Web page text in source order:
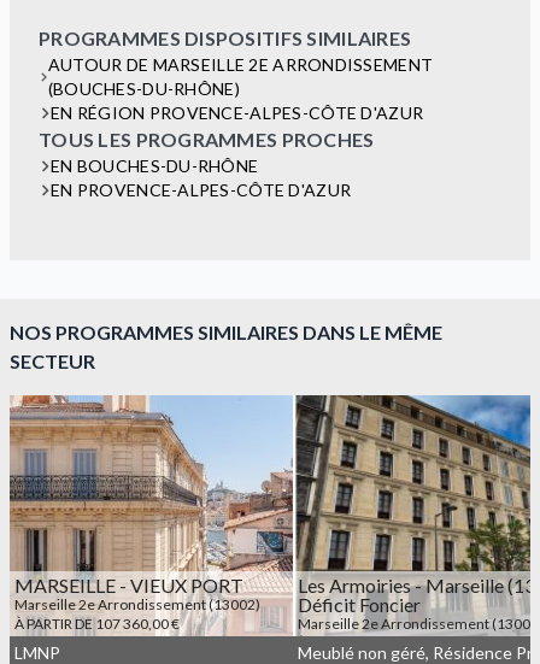
PROGRAMMES DISPOSITIFS SIMILAIRES
AUTOUR DE MARSEILLE 2E ARRONDISSEMENT
(BOUCHES-DU-RHÔNE)
EN RÉGION PROVENCE-ALPES-CÔTE D'AZUR
TOUS LES PROGRAMMES PROCHES
EN BOUCHES-DU-RHÔNE
EN PROVENCE-ALPES-CÔTE D'AZUR
NOS PROGRAMMES SIMILAIRES DANS LE MÊME
SECTEUR
MARSEILLE - VIEUX PORT
Marseille 2e Arrondissement (13002)
À PARTIR DE 107 360,00 €
LMNP
Les Armoiries - Marseille
Déficit Foncier
Marseille 2e Arrondissement